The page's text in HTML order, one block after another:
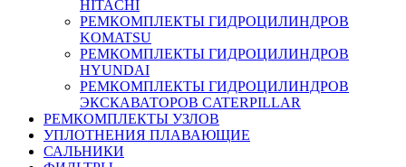
HITACHI
РЕМКОМПЛЕКТЫ ГИДРОЦИЛИНДРОВ
KOMATSU
РЕМКОМПЛЕКТЫ ГИДРОЦИЛИНДРОВ
HYUNDAI
РЕМКОМПЛЕКТЫ ГИДРОЦИЛИНДРОВ
ЭКСКАВАТОРОВ CATERPILLAR
РЕМКОМПЛЕКТЫ УЗЛОВ
УПЛОТНЕНИЯ ПЛАВАЮЩИЕ
САЛЬНИКИ